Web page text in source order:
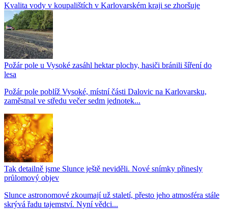
Kvalita vody v koupalištích v Karlovarském kraji se zhoršuje
Požár pole u Vysoké zasáhl hektar plochy, hasiči bránili šíření do
lesa
Požár pole poblíž Vysoké, místní části Dalovic na Karlovarsku,
zaměstnal ve středu večer sedm jednotek...
Tak detailně jsme Slunce ještě neviděli. Nové snímky přinesly
průlomový objev
Slunce astronomové zkoumají už staletí, přesto jeho atmosféra stále
skrývá řadu tajemství. Nyní vědci...